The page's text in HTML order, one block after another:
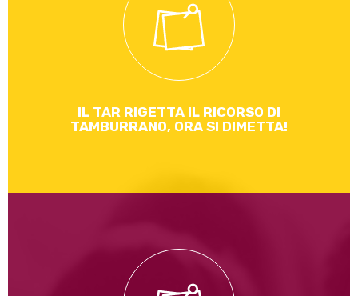
IL TAR RIGETTA IL RICORSO DI
TAMBURRANO, ORA SI DIMETTA!
Presidente della Provincia di Taranto, già interdetto
temporaneamente dal conferimento di incarichi. Ora è un
Presidente dimezzato dei suoi poteri, vada a casa!
15 gli interventi di messa in sicurezza nei comuni
della provincia di Taranto